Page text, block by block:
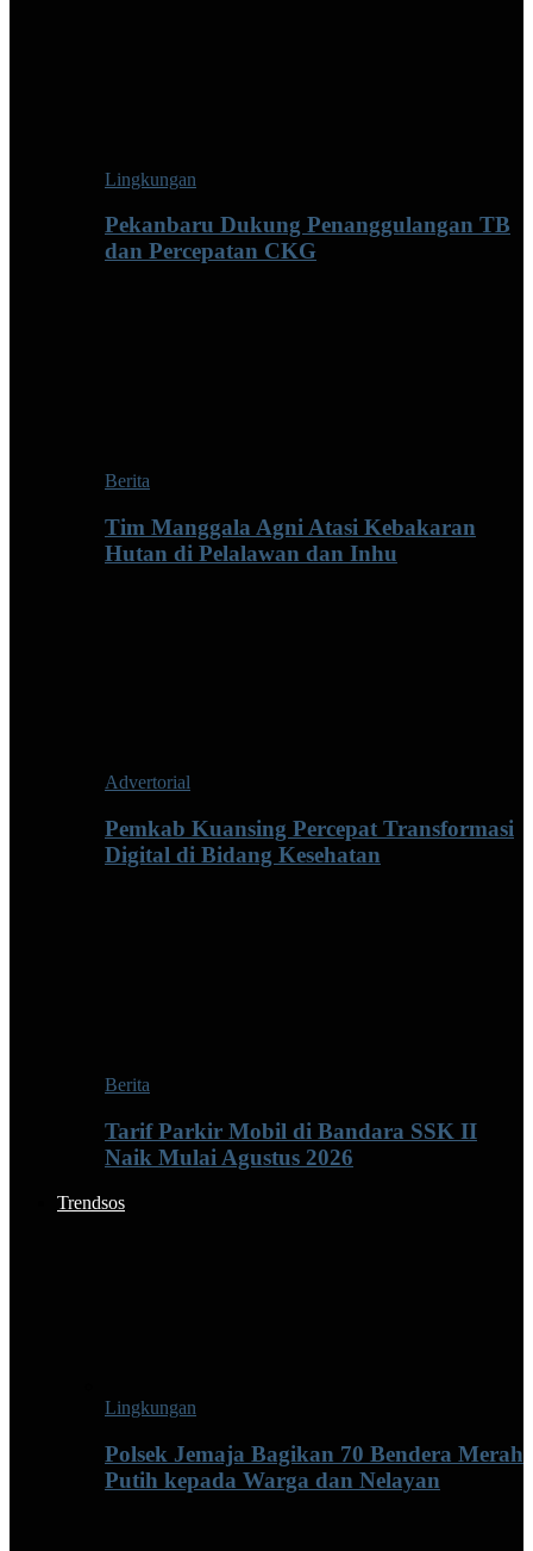
Lingkungan
Pekanbaru Dukung Penanggulangan TB
dan Percepatan CKG
Berita
Tim Manggala Agni Atasi Kebakaran
Hutan di Pelalawan dan Inhu
Advertorial
Pemkab Kuansing Percepat Transformasi
Digital di Bidang Kesehatan
Berita
Tarif Parkir Mobil di Bandara SSK II
Naik Mulai Agustus 2026
Trendsos
Lingkungan
Polsek Jemaja Bagikan 70 Bendera Merah
Putih kepada Warga dan Nelayan